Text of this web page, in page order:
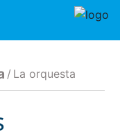
/ La orquesta